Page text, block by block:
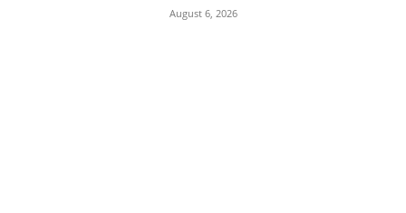
August 6, 2026